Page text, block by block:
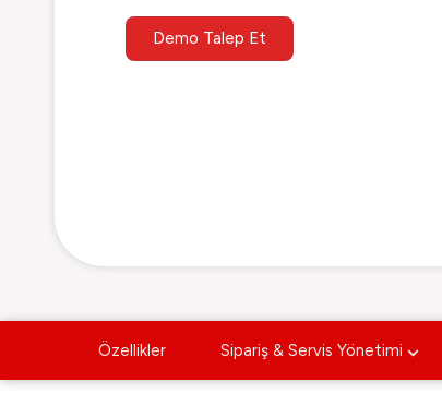
Demo Talep Et
Özellikler Sipariş & Servis Yönetimi